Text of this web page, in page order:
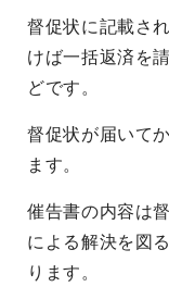
督促状に記載さ
けば一括返済を
どです。
督促状が届いて
ます。
催告書の内容は
による解決を図
ります。